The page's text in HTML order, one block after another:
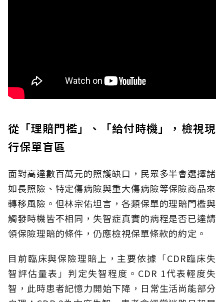
從「理賠門檻」、「給付時機」，檢視現
行保單盲區
面對高達數百萬元的照護缺口，民眾多半會選擇諸
如長照險、特定傷病險與重大傷病險等保險商品來
轉移風險。但林宗佑坦言，各類保單的理賠門檻與
觸發時機皆不相同，失智症真實的病程是否已達請
領保險理賠的條件，仍應檢視保單條款的約定。
目前臨床與保險理賠上，主要依據「CDR臨床失
智評估量表」判定失智程度。CDR 1代表輕度失
智，此時患者記憶力開始下降，日常生活尚能部分